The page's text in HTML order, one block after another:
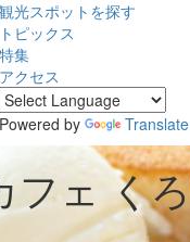
観光スポットを探す
トピックス
特集
アクセス
Powered by Translate
フェ く